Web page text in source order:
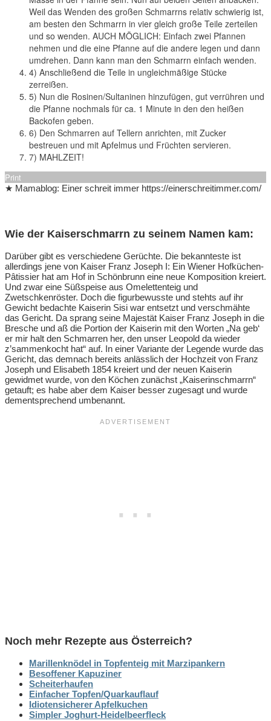
Weil das Wenden des großen Schmarrns relativ schwierig ist,
am besten den Schmarrn in vier gleich große Teile zerteilen
und so wenden. AUCH MÖGLICH: Einfach zwei Pfannen
nehmen und die eine Pfanne auf die andere legen und dann
umdrehen. Dann kann man den Schmarrn einfach wenden.
4) Anschließend die Teile in ungleichmäßige Stücke
zerreißen.
5) Nun die Rosinen/Sultaninen hinzufügen, gut verrühren und
die Pfanne nochmals für ca. 1 Minute in den den heißen
Backofen geben.
6) Den Schmarren auf Tellern anrichten, mit Zucker
bestreuen und mit Apfelmus und Früchten servieren.
7) MAHLZEIT!
Print
★ Mamablog: Einer schreit immer https://einerschreitimmer.com/
Wie der Kaiserschmarrn zu seinem Namen kam:
Darüber gibt es verschiedene Gerüchte. Die bekannteste ist
allerdings jene von Kaiser Franz Joseph I: Ein Wiener Hofküchen-
Pâtissier hat am Hof in Schönbrunn eine neue Komposition kreiert.
Und zwar eine Süßspeise aus Omelettenteig und
Zwetschkenröster. Doch die figurbewusste und stehts auf ihr
Gewicht bedachte Kaiserin Sisi war entsetzt und verschmähte
das Gericht. Da sprang seine Majestät Kaiser Franz Joseph in die
Bresche und aß die Portion der Kaiserin mit den Worten „Na geb‘
er mir halt den Schmarren her, den unser Leopold da wieder
z’sammenkocht hat“ auf. In einer Variante der Legende wurde das
Gericht, das demnach bereits anlässlich der Hochzeit von Franz
Joseph und Elisabeth 1854 kreiert und der neuen Kaiserin
gewidmet wurde, von den Köchen zunächst „Kaiserinschmarrn“
getauft; es habe aber dem Kaiser besser zugesagt und wurde
dementsprechend umbenannt.
Noch mehr Rezepte aus Österreich?
Marillenknödel in Topfenteig mit Marzipankern
Besoffener Kapuziner
Scheiterhaufen
Einfacher Topfen/Quarkauflauf
Idiotensicherer Apfelkuchen
Simpler Joghurt-Heidelbeerfleck